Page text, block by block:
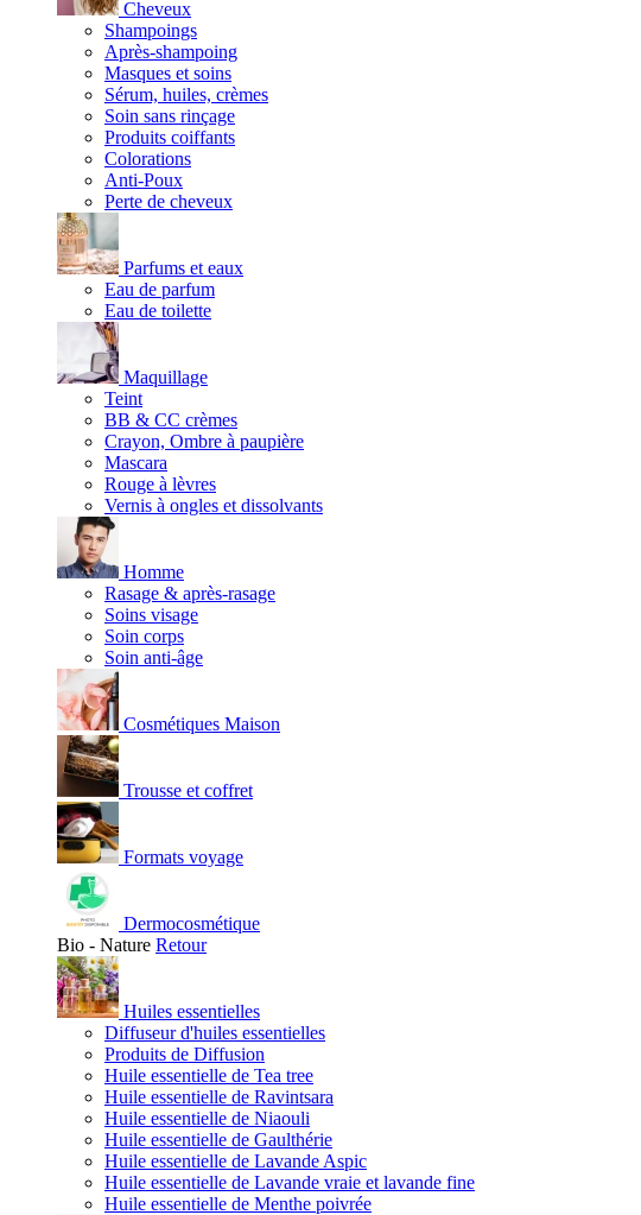
Cheveux
Shampoings
Après-shampoing
Masques et soins
Sérum, huiles, crèmes
Soin sans rinçage
Produits coiffants
Colorations
Anti-Poux
Perte de cheveux
Parfums et eaux
Eau de parfum
Eau de toilette
Maquillage
Teint
BB & CC crèmes
Crayon, Ombre à paupière
Mascara
Rouge à lèvres
Vernis à ongles et dissolvants
Homme
Rasage & après-rasage
Soins visage
Soin corps
Soin anti-âge
Cosmétiques Maison
Trousse et coffret
Formats voyage
Dermocosmétique
Bio - Nature Retour
Huiles essentielles
Diffuseur d'huiles essentielles
Produits de Diffusion
Huile essentielle de Tea tree
Huile essentielle de Ravintsara
Huile essentielle de Niaouli
Huile essentielle de Gaulthérie
Huile essentielle de Lavande Aspic
Huile essentielle de Lavande vraie et lavande fine
Huile essentielle de Menthe poivrée